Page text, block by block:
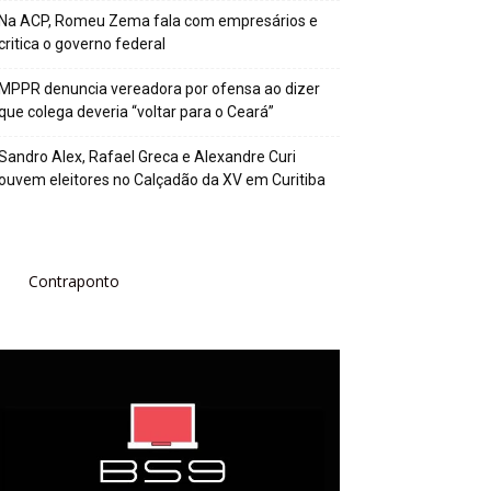
ACP, Romeu Zema fala com empresários e
o governo federal
denuncia vereadora por ofensa ao dizer
colega deveria “voltar para o Ceará”
Alex, Rafael Greca e Alexandre Curi
eleitores no Calçadão da XV em Curitiba
Contraponto